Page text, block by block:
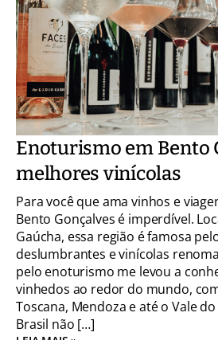
Enoturismo em Bento
melhores vinícolas
Para você que ama vinhos e
Bento Gonçalves é imperdível.
Gaúcha, essa região é famosa
deslumbrantes e vinícolas
pelo enoturismo me levou a
vinhedos ao redor do mundo,
Toscana, Mendoza e até o Vale
Brasil não […]